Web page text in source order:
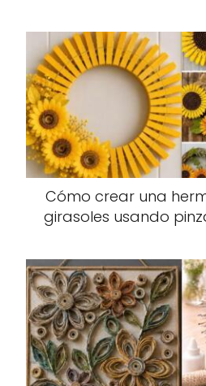
Cómo crear una
girasoles usando